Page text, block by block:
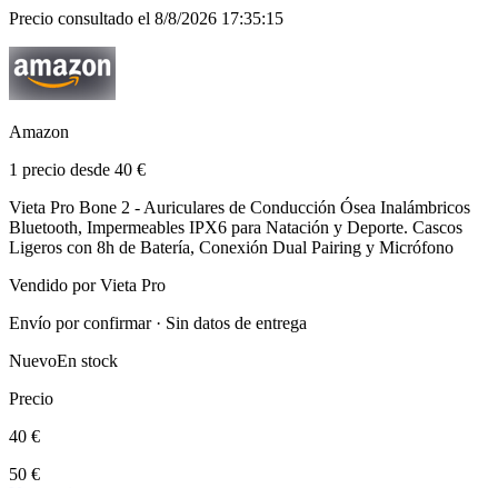
Precio consultado el 8/8/2026 17:35:15
Amazon
1 precio desde 40 €
Vieta Pro Bone 2 - Auriculares de Conducción Ósea Inalámbricos
Bluetooth, Impermeables IPX6 para Natación y Deporte. Cascos
Ligeros con 8h de Batería, Conexión Dual Pairing y Micrófono
Vendido por Vieta Pro
Envío por confirmar · Sin datos de entrega
NuevoEn stock
Precio
40 €
50 €